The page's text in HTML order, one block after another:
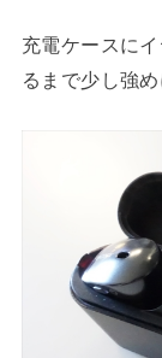
充電ケースに
るまで少し強